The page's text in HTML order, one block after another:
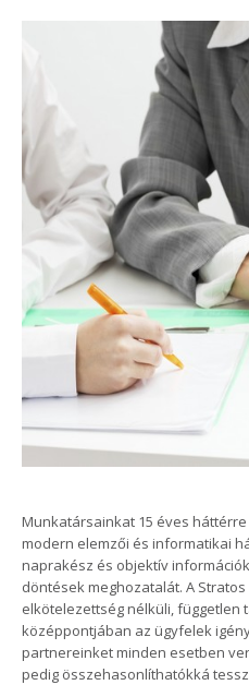
Munkatársainkat 15 éves
modern elemzői és informatikai
naprakész és objektív
döntések meghozatalát. A
elkötelezettség nélküli, független
középpontjában az ügyfelek
partnereinket minden esetben
pedig összehasonlíthatókká